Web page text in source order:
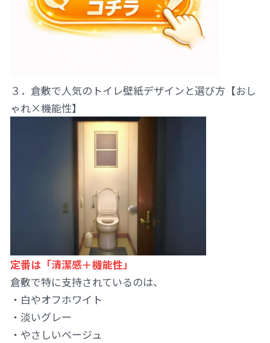
３．倉敷で人気のトイレ壁紙デザインと選び方【おし
ゃれ×機能性】
定番は「清潔感＋機能性」
倉敷で特に支持されているのは、
・白やオフホワイト
・淡いグレー
・やさしいベージュ